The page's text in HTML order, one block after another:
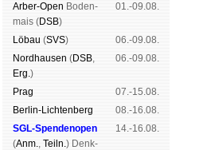
Arber-Open Boden­
mais (DSB)
01.-09.08.
Lö­bau (SVS)
06.-09.08.
Nord­hau­sen (DSB,
Erg.)
06.-09.08.
Prag
07.-15.08.
Berlin-Lich­ten­berg
08.-16.08.
SGL-Spenden­open
(Anm., Teiln.) Denk­
14.-16.08.